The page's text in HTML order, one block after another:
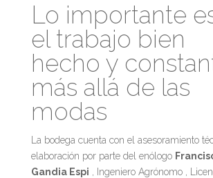
Lo importante
el trabajo bien
hecho y
más allá de las
modas
La bodega cuenta con el asesoramiento
elaboración por parte del enólogo
Gandia Espi , Ingeniero Agrónomo ,